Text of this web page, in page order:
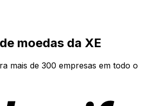
moedas da XE
mais de 300 empresas em todo o